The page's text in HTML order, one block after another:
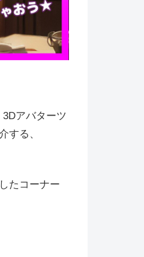
アバターツ
する、
たコーナー